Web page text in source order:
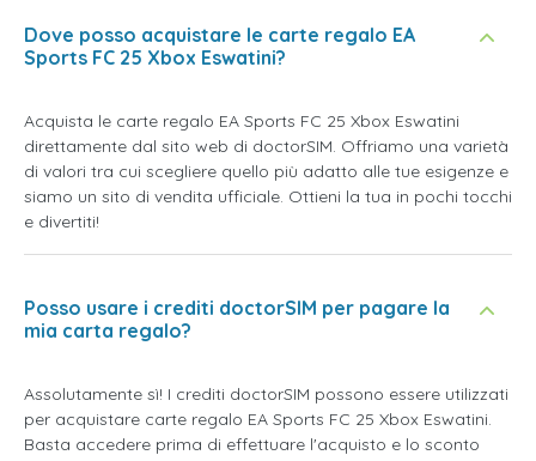
Dove posso acquistare le carte regalo EA
Sports FC 25 Xbox Eswatini?
Acquista le carte regalo EA Sports FC 25 Xbox Eswatini
direttamente dal sito web di doctorSIM. Offriamo una varietà
di valori tra cui scegliere quello più adatto alle tue esigenze e
siamo un sito di vendita ufficiale. Ottieni la tua in pochi tocchi
e divertiti!
Posso usare i crediti doctorSIM per pagare la
mia carta regalo?
Assolutamente sì! I crediti doctorSIM possono essere utilizzati
per acquistare carte regalo EA Sports FC 25 Xbox Eswatini.
Basta accedere prima di effettuare l'acquisto e lo sconto